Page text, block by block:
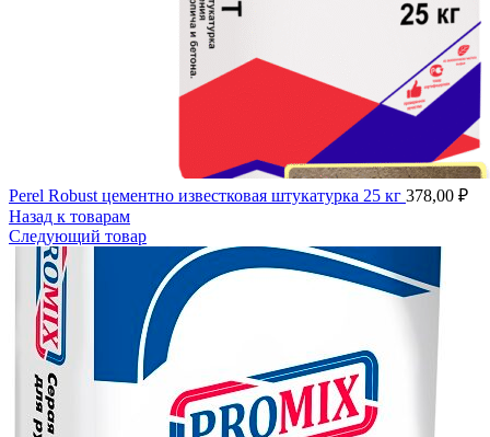
Perel Robust цементно известковая штукатурка 25 кг 378,00 ₽
Назад к товарам
Следующий товар